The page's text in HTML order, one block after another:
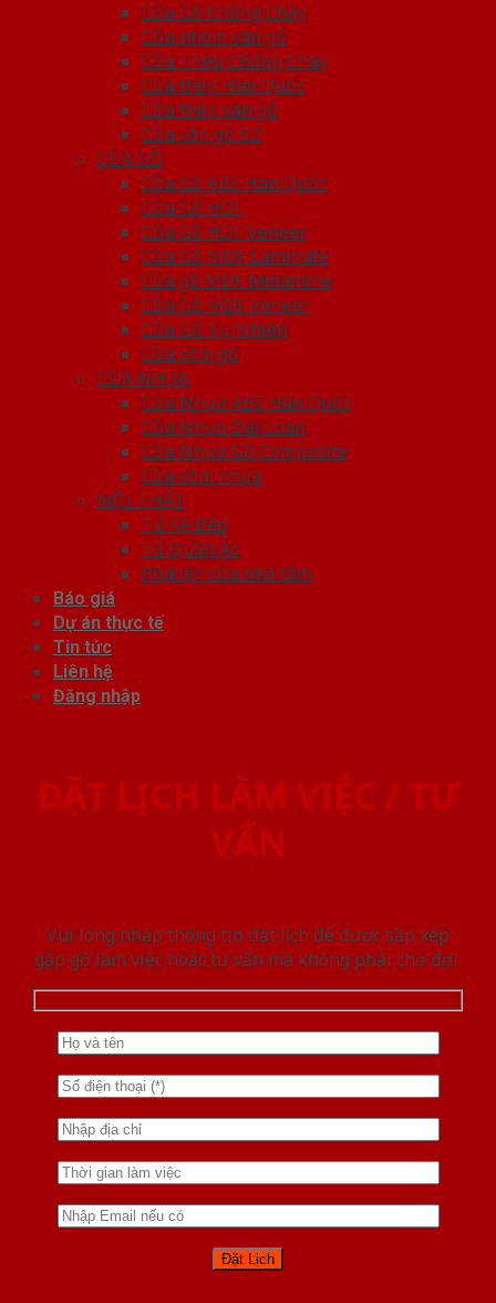
Cửa Gỗ Chống Cháy
Cửa nhôm vân gỗ
Cửa Thép Chống Cháy
Cửa thép Hàn Quốc
Cửa thép vân gỗ
Cửa vân gỗ 5D
CỬA GỖ
Cửa Gỗ ABS Hàn Quốc
Cửa Gỗ HDF
Cửa Gỗ HDF Veneer
Cửa Gỗ MDF Laminate
Cửa gỗ MDF Melamine
Cửa Gỗ MDF Veneer
Cửa Gỗ Tự Nhiên
Cửa vòm gỗ
CỬA NHỰA
Cửa Nhựa ABS Hàn Quốc
Cửa Nhựa Đài Loan
Cửa Nhựa Gỗ Composite
Cửa vòm nhựa
NỘI THẤT
Tủ Kệ Bếp
Tủ Quần Áo
Phụ kiện cửa nhà tắm
Báo giá
Dự án thực tế
Tin tức
Liên hệ
Đăng nhập
ĐẶT LỊCH LÀM VIỆC / TƯ
VẤN
Vui lòng nhập thông tin đặt lịch để được sắp xếp
gặp gỡ làm việc hoăc tư vấn mà không phải chờ đợi.